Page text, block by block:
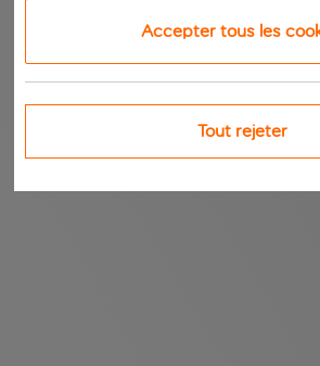
Accepter tous les
Tout rejeter